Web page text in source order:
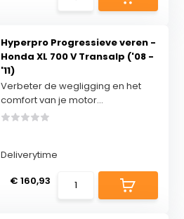
Hyperpro Progressieve veren -
Honda XL 700 V Transalp ('08 -
'11)
Verbeter de wegligging en het
comfort van je motor...
Deliverytime
€ 160,93